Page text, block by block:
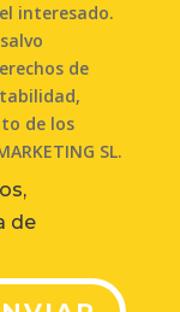
interesado.
de
de los
SL.
de